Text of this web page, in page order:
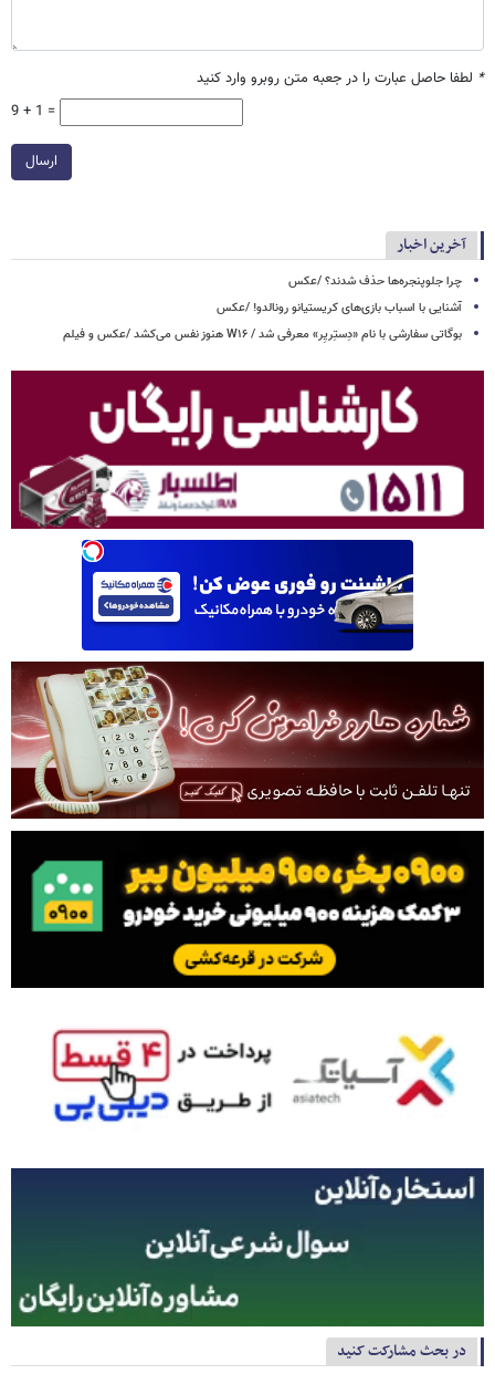
* لطفا حاصل عبارت را در جعبه متن روبرو وارد کنید
9 + 1 =
ارسال
آخرین اخبار
چرا جلوپنجره‌ها حذف شدند؟ /عکس
آشنایی با اسباب‌ بازی‌های کریستیانو رونالدو! /عکس
بوگاتی سفارشی با نام «دِستِریِر» معرفی شد / W۱۶ هنوز نفس می‌کشد /عکس و فیلم
در بحث مشارکت کنید